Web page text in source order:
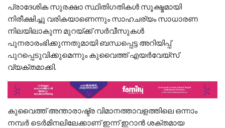
പ്രാദേശിക സുരക്ഷാ സ്ഥിതിഗതികൾ സൂക്ഷ്മമായി
നിരീക്ഷിച്ചു വരികയാണെന്നും സാഹചര്യം സാധാരണ
നിലയിലാകുന്ന മുറയ്ക്ക് സർവീസുകൾ
പുനരാരംഭിക്കുന്നതുമായി ബന്ധപ്പെട്ട അറിയിപ്പ്
പുറപ്പെടുവിക്കുമെന്നും കുവൈത്ത് എയർവേയ്സ്
വ്യക്തമാക്കി.
കുവൈത്ത് അന്താരാഷ്ട്ര വിമാനത്താവളത്തിലെ ഒന്നാം
നമ്പർ ടെർമിനലിലേക്കാണ് ഇന്ന് ഇറാൻ ശക്തമായ